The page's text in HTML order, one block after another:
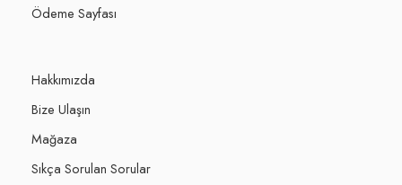
Ödeme Sayfası
Hakkımızda
Bize Ulaşın
Mağaza
Sıkça Sorulan Sorular